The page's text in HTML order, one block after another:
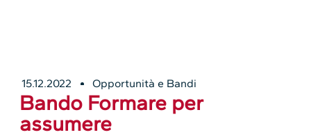
15.12.2022 Opportunità e Bandi
Bando Formare per
assumere